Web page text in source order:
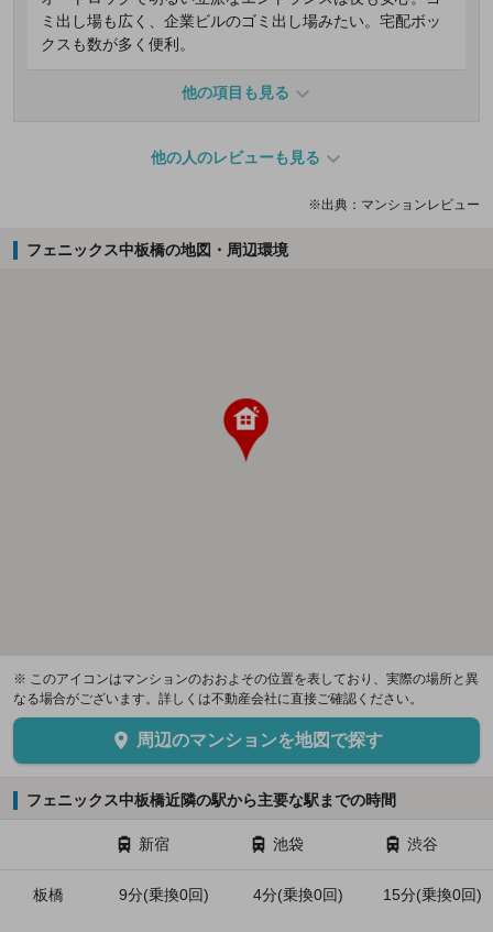
ミ出し場も広く、企業ビルのゴミ出し場みたい。宅配ボッ
クスも数が多く便利。
他の項目も見る
他の人のレビューも見る
※出典：マンションレビュー
フェニックス中板橋の地図・周辺環境
※ このアイコンはマンションのおおよその位置を表しており、実際の場所と異
なる場合がございます。詳しくは不動産会社に直接ご確認ください。
周辺のマンションを地図で探す
フェニックス中板橋近隣の駅から主要な駅までの時間
新宿 池袋 渋谷
板橋 9分(乗換0回) 4分(乗換0回) 15分(乗換0回)